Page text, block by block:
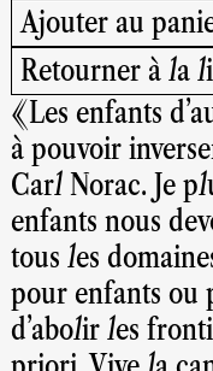
Ajouter au
Retourner à la
«Les enfants
à pouvoir
Carl Norac. Je
enfants nous
tous les
pour enfants ou
d'abolir les